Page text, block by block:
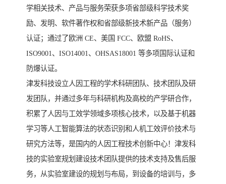
学相关技术、产品与服务荣获多项省部级科学技术奖
励、发明、软件著作权和省部级新技术新产品（服务）
认证；通过了欧洲 CE、美国 FCC、欧盟 RoHS、
ISO9001、ISO14001、OHSAS18001 等多项国际认证和
防爆认证。
津发科技设立人因工程的学术科研团队、技术团队及研
发团队，并通过多年与科研机构及高校的产学研合作，
积累了人因与工效学领域多项核心技术，以及基于机器
学习等人工智能算法的状态识别和人机工效评价技术与
研究方法等，是国内的人因工程技术创新中心！津发科
技的实验室规划建设技术团队提供的技术支持及售后服
务，从实验室建设的规划与布局，到设备的培训与，多